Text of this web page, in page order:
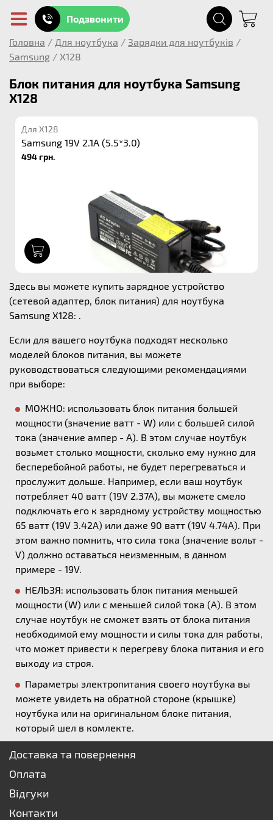
Подзвонити
Головна / Для ноутбука / Зарядки для ноутбуків /
Samsung / X128
Блок питания для ноутбука Samsung
X128
Для X128
Samsung 19V 2.1A (5.5*3.0)
494 грн.
Здесь вы можете купить зарядное устройство
(сетевой адаптер, блок питания) для ноутбука
Samsung X128: .
Если для вашего ноутбука подходят несколько
моделей блоков питания, вы можете
руководствоваться следующими рекомендациями
при выборе:
МОЖНО: использовать блок питания большей
мощности (значение ватт - W) или с большей силой
тока (значение ампер - А). В этом случае ноутбук
возьмет столько мощности, сколько ему нужно для
бесперебойной работы, не будет перегреваться и
прослужит дольше. Например, если ваш ноутбук
потребляет 40 ватт (19V 2.37A), вы можете смело
подключать его к зарядному устройству мощностью
65 ватт (19V 3.42A) или даже 90 ватт (19V 4.74A). При
этом важно помнить, что сила тока (значение вольт -
V) должно оставаться неизменным, в данном
примере - 19V.
НЕЛЬЗЯ: использовать блок питания меньшей
мощности (W) или с меньшей силой тока (А). В этом
случае ноутбук не сможет взять от блока питания
необходимой ему мощности и силы тока для работы,
что может привести к перегреву блока питания и его
выходу из строя.
Параметры электропитания своего ноутбука вы
можете увидеть на обратной стороне (крышке)
ноутбука или на оригинальном блоке питания,
который шел в комлекте.
Доставка та повернення
Оплата
Відгуки
Контакти